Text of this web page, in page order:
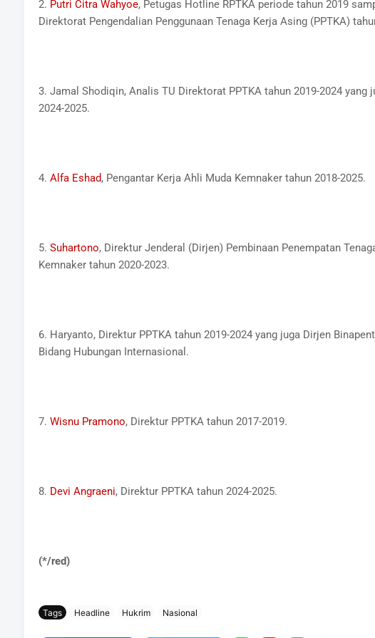
2. Putri Citra Wahyoe, Petugas Hotline RPTKA periode tahun 2019
Direktorat Pengendalian Penggunaan Tenaga Kerja Asing (PPTKA)
3. Jamal Shodiqin, Analis TU Direktorat PPTKA tahun 2019-2024
2024-2025.
4. Alfa Eshad, Pengantar Kerja Ahli Muda Kemnaker tahun 2018-2025.
5. Suhartono, Direktur Jenderal (Dirjen) Pembinaan Penempatan
Kemnaker tahun 2020-2023.
6. Haryanto, Direktur PPTKA tahun 2019-2024 yang juga Dirjen
Bidang Hubungan Internasional.
7. Wisnu Pramono, Direktur PPTKA tahun 2017-2019.
8. Devi Angraeni, Direktur PPTKA tahun 2024-2025.
(*/red)
Tags Headline Hukrim Nasional